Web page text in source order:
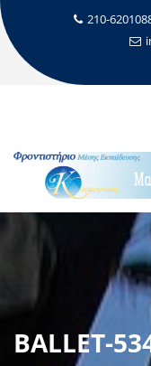
210-
BALLET-